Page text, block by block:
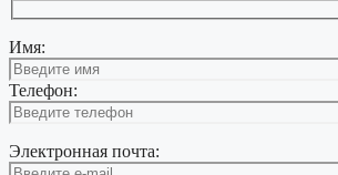
Имя:
Телефон:
Электронная почта: